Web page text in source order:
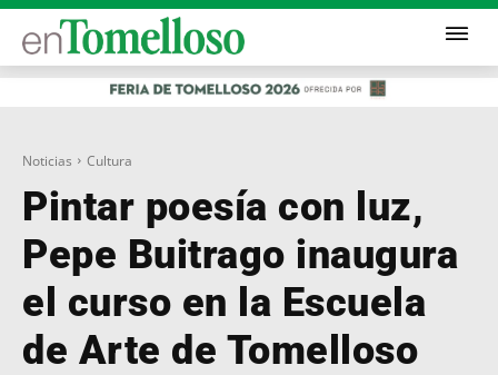
Noticias Cultura
Pintar poesía con luz,
Pepe Buitrago inaugura
el curso en la Escuela
de Arte de Tomelloso